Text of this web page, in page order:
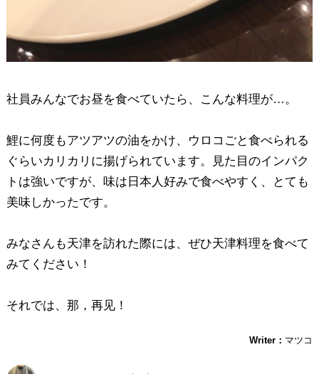
社員みんなでお昼を食べていたら、こんな料理が…。
鯉に何度もアツアツの油をかけ、ウロコごと食べられる
ぐらいカリカリに揚げられています。見た目のインパク
トは強いですが、味は日本人好みで食べやすく、とても
美味しかったです。
みなさんも天津を訪れた際には、ぜひ天津料理を食べて
みてください！
それでは、那，再见！
Writer： マツコ